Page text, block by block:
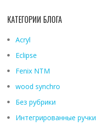
КАТЕГОРИИ БЛОГА
Acryl
Eclipse
Fenix ​​NTM
wood synchro
Без рубрики
Интегрированные ручки